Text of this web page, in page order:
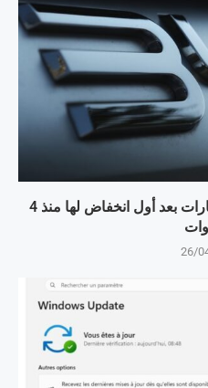
شركة BYD تحذر صناعة السيارات بعد أول انخفاض لها منذ 4
26/